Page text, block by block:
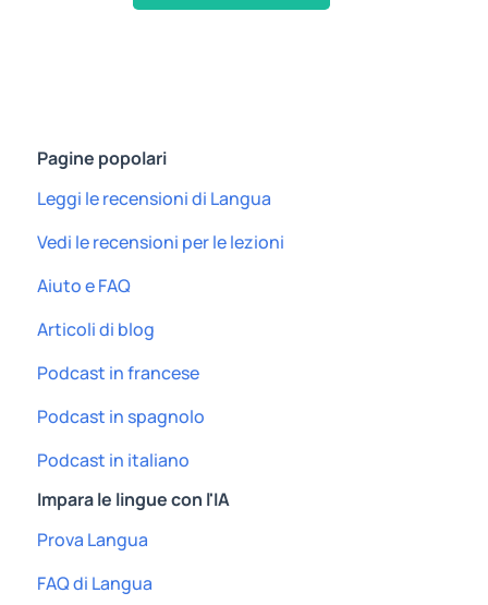
Pagine popolari
Leggi le recensioni di Langua
Vedi le recensioni per le lezioni
Aiuto e FAQ
Articoli di blog
Podcast in francese
Podcast in spagnolo
Podcast in italiano
Impara le lingue con l'IA
Prova Langua
FAQ di Langua